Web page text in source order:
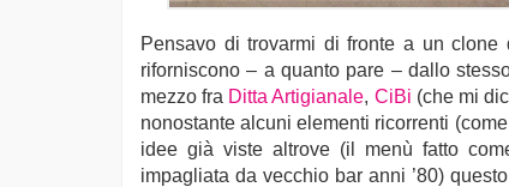
Pensavo di trovarmi di fronte a un
riforniscono – a quanto pare – dallo
mezzo fra Ditta Artigianale, CiBi (che mi
nonostante alcuni elementi ricorrenti
idee già viste altrove (il menù fatto
impagliata da vecchio bar anni ’80)